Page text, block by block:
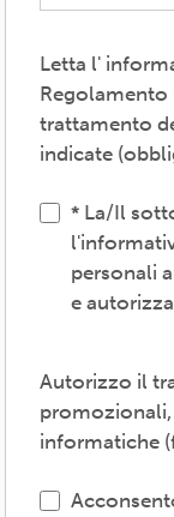
consenso
perseguire
ARCI e
convenzioni
vigenti,
Il
cartacea
interni e/o
esterni
specifici
promossi,
Letta l'
Regolamento
trattamento
indicate
La/Il
personali
e
Autorizzo il
informatiche